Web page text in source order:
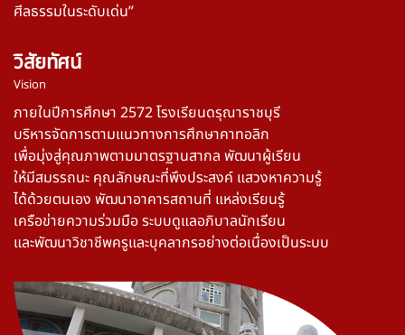
ศีลธรรมในระดับเด่น”
วิสัยทัศน์
Vision
ภายในปีการศึกษา 2572 โรงเรียนดรุณาราชบุรี
บริหารจัดการตามแนวทางการศึกษาคาทอลิก
เพื่อมุ่งสู่คุณภาพตามมาตรฐานสากล พัฒนาผู้เรียน
ให้มีสมรรถนะ คุณลักษณะที่พึงประสงค์ แสวงหาความรู้
ได้ด้วยตนเอง พัฒนาอาคารสถานที่ แหล่งเรียนรู้
เครือข่ายความร่วมมือ ระบบดูแลอภิบาลนักเรียน
และพัฒนาวิชาชีพครูและบุคลากรอย่างต่อเนื่องเป็นระบบ